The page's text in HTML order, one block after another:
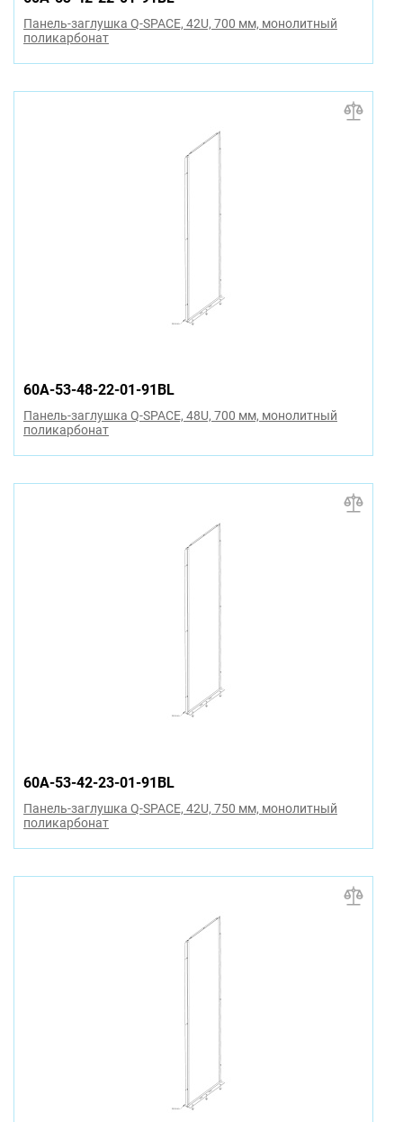
Панель-заглушка Q-SPACE, 42U, 700 мм, монолитный
поликарбонат
60A-53-48-22-01-91BL
Панель-заглушка Q-SPACE, 48U, 700 мм, монолитный
поликарбонат
60A-53-42-23-01-91BL
Панель-заглушка Q-SPACE, 42U, 750 мм, монолитный
поликарбонат